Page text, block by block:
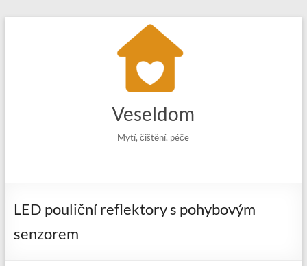
Veseldom
Mytí, čištění, péče
LED pouliční reflektory s pohybovým
senzorem